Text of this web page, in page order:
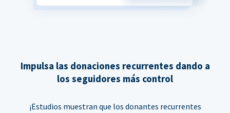
Impulsa las donaciones recurrentes dando a
los seguidores más control
¡Estudios muestran que los donantes recurrentes